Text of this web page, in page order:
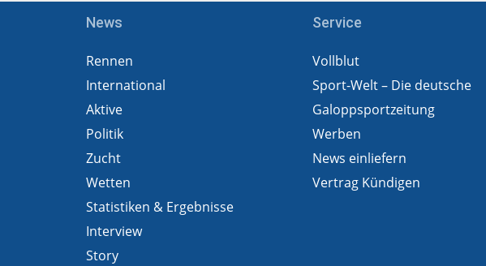
News
Rennen
International
Aktive
Politik
Zucht
Wetten
Statistiken & Ergebnisse
Interview
Story
Service
Vollblut
Sport-Welt – Die deutsche
Galoppsportzeitung
Werben
News einliefern
Vertrag Kündigen